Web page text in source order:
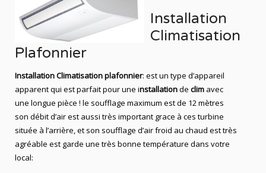
Installation
Climatisation
Plafonnier
Installation Climatisationplafonnier: est un type d’appareil
apparent qui est parfait pour une installationdeclim avec
une longue pièce ! le soufflage maximum est de 12 mètres
son débit d’air est aussi très important grace à ces turbine
située à l’arrière, et son soufflage d’air froid au chaud est très
agréable est garde une très bonne température dans votre
local: